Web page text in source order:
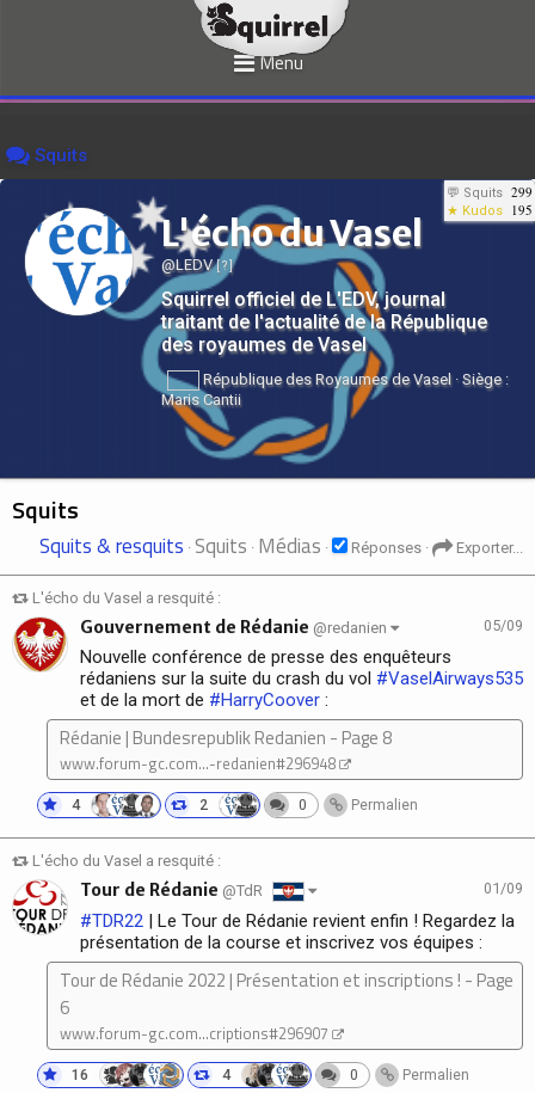
Menu
Squits
💬 Squits 299
★ Kudos 195
L'écho du Vasel
@LEDV[ ? ]
Squirrel officiel de L'EDV, journal
traitant de l'actualité de la République
des royaumes de Vasel
République des Royaumes de Vasel · Siège :
Maris Cantii
Squits
Squits & resquits · Squits · Médias · Réponses · Exporter...
L'écho du Vasel a resquité :
05/09
Gouvernement de Rédanie @redanien
Nouvelle conférence de presse des enquêteurs
rédaniens sur la suite du crash du vol #VaselAirways535
et de la mort de #HarryCoover :
Rédanie | Bundesrepublik Redanien - Page 8
www.forum-gc.com...-redanien#296948
4 2 0 Permalien
L'écho du Vasel a resquité :
01/09
Tour de Rédanie @TdR
#TDR22 | Le Tour de Rédanie revient enfin ! Regardez la
présentation de la course et inscrivez vos équipes :
Tour de Rédanie 2022 | Présentation et inscriptions ! - Page
6
www.forum-gc.com...criptions#296907
16 4 0 Permalien